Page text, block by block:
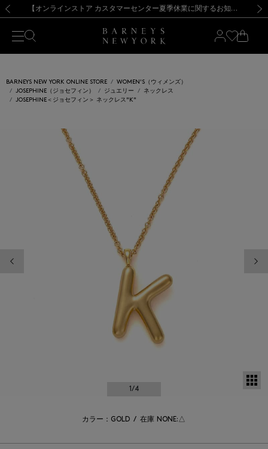
新規登録のお客様も対象！＜MY BARNEYS＞会員のお客様は11,000円（税込）以上のお買上げで常時送料無料！お買い物の際は会員登録を！
【夏季休業に伴う出荷一時停止のお知らせ】(2026.8.7) 【オンラインストア カスタマーセンター夏季休業に関するお知らせ】（2026.8.7）
【夏季休業に伴う返品・交換承り一時停止のお知らせ】（2026.8.5）
熊本県を中心とした地震の影響によるお荷物のお届けについて
【開催中】SUMMER SALEのご案内・ご注意事項 新規登録のお客様も対象！＜MY BARNEYS＞会員のお客様は11,000円（税込）以上のお買上げで常時送料無料！お買い物の際は会員登録を！
【夏季休業に伴う出荷一時停止のお知らせ】(2026.8.7)
BARNEYS NEW YORK ONLINE STORE
WOMEN'S（ウィメンズ）
JOSEPHINE（ジョセフィン）
ジュエリー
ネックレス
JOSEPHINE＜ジョセフィン＞ ネックレス"K"
1/4
カラー：GOLD / 在庫 NONE:△